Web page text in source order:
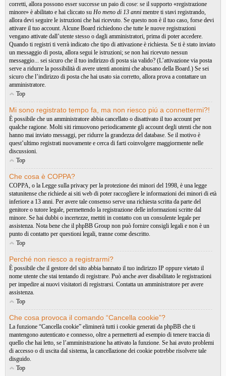
corretti, allora possono esser successe un paio di cose: se il supporto «registrazione
minore» è abilitato e hai cliccato su Ho meno di 13 anni mentre ti stavi registrando,
allora devi seguire le istruzioni che hai ricevuto. Se questo non è il tuo caso, forse devi
attivare il tuo account. Alcune Board richiedono che tutte le nuove registrazioni
vengano attivate dall’utente stesso o dagli amministratori, prima di poter accedere.
Quando ti registri ti verrà indicato che tipo di attivazione è richiesta. Se ti è stato inviato
un messaggio di posta, allora segui le istruzioni; se non hai ricevuto nessun
messaggio... sei sicuro che il tuo indirizzo di posta sia valido? (L’attivazione via posta
serve a ridurre la possibilità di avere utenti anonimi che abusano della Board.) Se sei
sicuro che l’indirizzo di posta che hai usato sia corretto, allora prova a contattare un
amministratore.
Top
Mi sono registrato tempo fa, ma non riesco piú a connettermi?!
È possibile che un amministratore abbia cancellato o disattivato il tuo account per
qualche ragione. Molti siti rimuovono periodicamente gli account degli utenti che non
hanno mai inviato messaggi, per ridurre la grandezza del database. Se il motivo è
quest’ultimo registrati nuovamente e cerca di farti coinvolgere maggiormente nelle
discussioni.
Top
Che cosa è COPPA?
COPPA, o la Legge sulla privacy per la protezione dei minori del 1998, è una legge
statunitense che richiede ai siti web di poter raccogliere le informazioni dei minori di età
inferiore a 13 anni. Per avere tale consenso serve una richiesta scritta da parte del
genitore o tutore legale, permettendo la registrazione delle informazioni scritte dal
minore. Se hai dubbi o incertezze, mettiti in contatto con un consulente legale per
assistenza. Nota bene che il phpBB Group non può fornire consigli legali e non è un
punto di contatto per questioni legali, tranne come descritto.
Top
Perché non riesco a registrarmi?
È possibile che il gestore del sito abbia bannato il tuo indirizzo IP oppure vietato il
nome utente che stai tentando di registrare. Può anche aver disabilitato le registrazioni
per impedire ai nuovi visitatori di registrarsi. Contatta un amministratore per avere
assistenza.
Top
Che cosa provoca il comando “Cancella cookie”?
La funzione “Cancella cookie” eliminerà tutti i cookie generati da phpBB che ti
mantengono autenticato e connesso, oltre a permetterti ad esempio di tenere traccia di
quello che hai letto, se l’amministrazione ha attivato la funzione. Se hai avuto problemi
di accesso o di uscita dal sistema, la cancellazione dei cookie potrebbe risolvere tale
disguido.
Top